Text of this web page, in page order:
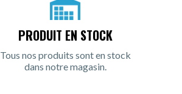
PRODUIT EN STOCK
Tous nos produits sont en stock
dans notre magasin.